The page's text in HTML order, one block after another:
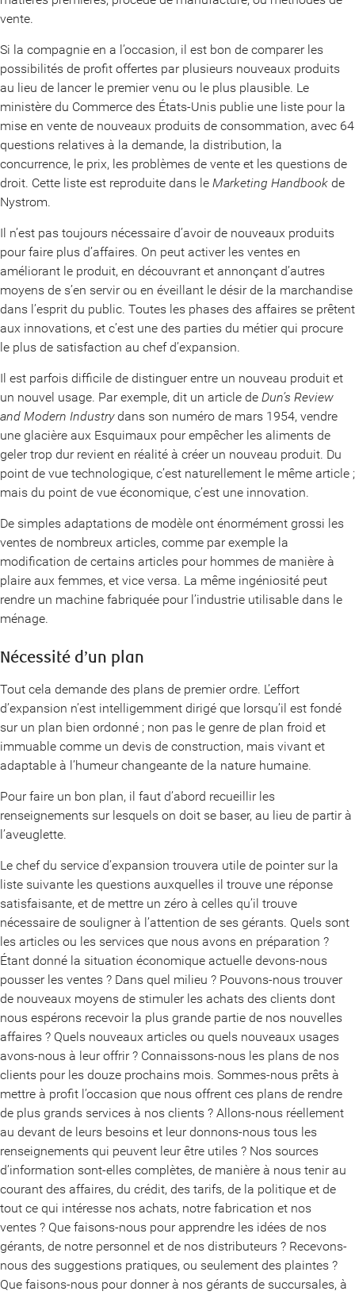
vente.
Si la compagnie en a l’occasion, il est bon de comparer les
possibilités de profit offertes par plusieurs nouveaux produits
au lieu de lancer le premier venu ou le plus plausible. Le
ministère du Commerce des États-Unis publie une liste pour la
mise en vente de nouveaux produits de consommation, avec 64
questions relatives à la demande, la distribution, la
concurrence, le prix, les problèmes de vente et les questions de
droit. Cette liste est reproduite dans le Marketing Handbook de
Nystrom.
Il n’est pas toujours nécessaire d’avoir de nouveaux produits
pour faire plus d’affaires. On peut activer les ventes en
améliorant le produit, en découvrant et annonçant d’autres
moyens de s’en servir ou en éveillant le désir de la marchandise
dans l’esprit du public. Toutes les phases des affaires se prêtent
aux innovations, et c’est une des parties du métier qui procure
le plus de satisfaction au chef d’expansion.
Il est parfois difficile de distinguer entre un nouveau produit et
un nouvel usage. Par exemple, dit un article de Dun’s Review
and Modern Industry dans son numéro de mars 1954, vendre
une glacière aux Esquimaux pour empêcher les aliments de
geler trop dur revient en réalité à créer un nouveau produit. Du
point de vue technologique, c’est naturellement le même article ;
mais du point de vue économique, c’est une innovation.
De simples adaptations de modèle ont énormément grossi les
ventes de nombreux articles, comme par exemple la
modification de certains articles pour hommes de manière à
plaire aux femmes, et vice versa. La même ingéniosité peut
rendre un machine fabriquée pour l’industrie utilisable dans le
ménage.
Nécessité d’un plan
Tout cela demande des plans de premier ordre. L’effort
d’expansion n’est intelligemment dirigé que lorsqu’il est fondé
sur un plan bien ordonné ; non pas le genre de plan froid et
immuable comme un devis de construction, mais vivant et
adaptable à l’humeur changeante de la nature humaine.
Pour faire un bon plan, il faut d’abord recueillir les
renseignements sur lesquels on doit se baser, au lieu de partir à
l’aveuglette.
Le chef du service d’expansion trouvera utile de pointer sur la
liste suivante les questions auxquelles il trouve une réponse
satisfaisante, et de mettre un zéro à celles qu’il trouve
nécessaire de souligner à l’attention de ses gérants. Quels sont
les articles ou les services que nous avons en préparation ?
Étant donné la situation économique actuelle devons-nous
pousser les ventes ? Dans quel milieu ? Pouvons-nous trouver
de nouveaux moyens de stimuler les achats des clients dont
nous espérons recevoir la plus grande partie de nos nouvelles
affaires ? Quels nouveaux articles ou quels nouveaux usages
avons-nous à leur offrir ? Connaissons-nous les plans de nos
clients pour les douze prochains mois. Sommes-nous prêts à
mettre à profit l’occasion que nous offrent ces plans de rendre
de plus grands services à nos clients ? Allons-nous réellement
au devant de leurs besoins et leur donnons-nous tous les
renseignements qui peuvent leur être utiles ? Nos sources
d’information sont-elles complètes, de manière à nous tenir au
courant des affaires, du crédit, des tarifs, de la politique et de
tout ce qui intéresse nos achats, notre fabrication et nos
ventes ? Que faisons-nous pour apprendre les idées de nos
gérants, de notre personnel et de nos distributeurs ? Recevons-
nous des suggestions pratiques, ou seulement des plaintes ?
Que faisons-nous pour donner à nos gérants de succursales, à